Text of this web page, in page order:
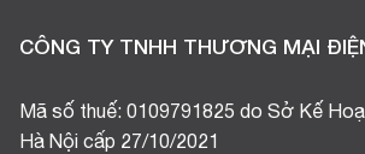
CÔNG TY TNHH THƯƠNG MẠI
Mã số thuế: 0109791825 do Sở Kế
Hà Nội cấp 27/10/2021